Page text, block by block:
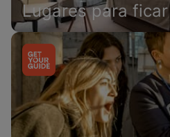
Lugares para ficar